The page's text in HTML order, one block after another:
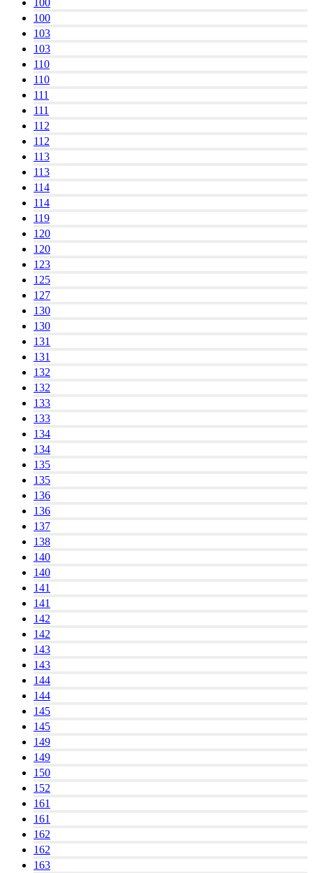
100
103
103
110
110
111
111
112
112
113
113
114
114
119
120
120
123
125
127
130
130
131
131
132
132
133
133
134
134
135
135
136
136
137
138
140
140
141
141
142
142
143
143
144
144
145
145
149
149
150
152
161
161
162
162
163